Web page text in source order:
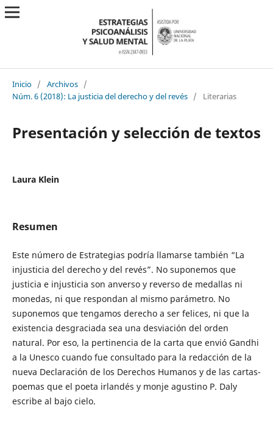
Inicio / Archivos /
Núm. 6 (2018): La justicia del derecho y del revés / Literarias
Presentación y selección de textos
Laura Klein
Resumen
Este número de Estrategias podría llamarse también “La
injusticia del derecho y del revés”. No suponemos que
justicia e injusticia son anverso y reverso de medallas ni
monedas, ni que respondan al mismo parámetro. No
suponemos que tengamos derecho a ser felices, ni que la
existencia desgraciada sea una desviación del orden
natural. Por eso, la pertinencia de la carta que envió Gandhi
a la Unesco cuando fue consultado para la redacción de la
nueva Declaración de los Derechos Humanos y de las cartas-
poemas que el poeta irlandés y monje agustino P. Daly
escribe al bajo cielo.